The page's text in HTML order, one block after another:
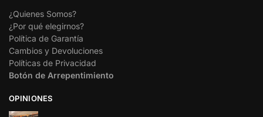
¿Quienes Somos?
¿Por qué elegirnos?
Política de Garantía
Cambios y Devoluciones
Políticas de Privacidad
Botón de Arrepentimiento
OPINIONES